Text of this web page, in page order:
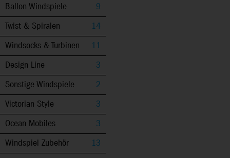
Ballon Windspiele
9
Twist & Spiralen
14
Windsocks & Turbinen
11
Design Line
3
Sonstige Windspiele
2
Victorian Style
3
Ocean Mobiles
3
Windspiel Zubehör
13